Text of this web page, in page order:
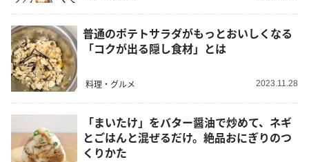
普通のポテトサラダがもっとおいしくなる
「コクが出る隠し食材」とは
料理・グルメ 2023.11.28
「まいたけ」をバター醤油で炒めて、ネギ
とごはんと混ぜるだけ。絶品おにぎりのつ
くりかた